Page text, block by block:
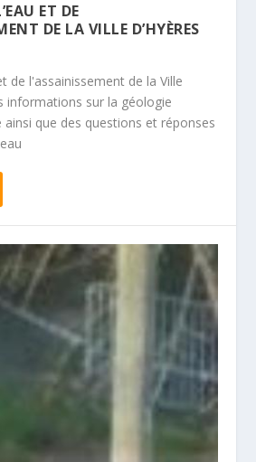
ET DE
DE LA VILLE D’HYÈRES
de l'assainissement de la Ville
informations sur la géologie
ainsi que des questions et réponses